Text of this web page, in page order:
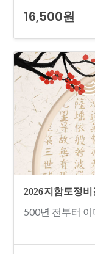
16,500원
2026 지함토정비
500년 전부터